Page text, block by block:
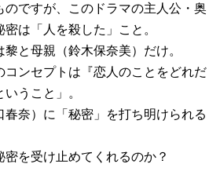
のですが、このドラマの主人公・奥
は「人を殺した」こと。
と母親（鈴木保奈美）だけ。
コンセプトは『恋人のことをどれだ
うこと」。
奈）に「秘密」を打ち明けられる
を受け止めてくれるのか？